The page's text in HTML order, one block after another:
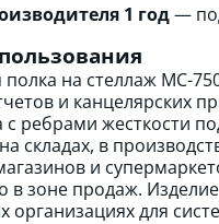
1 год—
на стеллаж МС-
и
с ребрами жесткости
складах, в
и
в зоне продаж.
организациях для